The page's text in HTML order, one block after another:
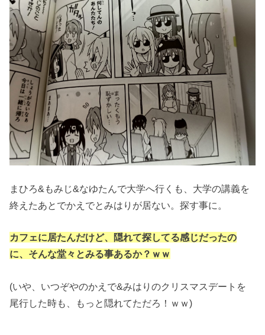
まひろ&もみじ&なゆたんで大学へ行くも、大学の講義を
終えたあとでかえでとみはりが居ない。探す事に。
カフェに居たんだけど、隠れて探してる感じだったの
に、そんな堂々とみる事あるか？ｗｗ
(いや、いつぞやのかえで&みはりのクリスマスデートを
尾行した時も、もっと隠れてただろ！ｗｗ)